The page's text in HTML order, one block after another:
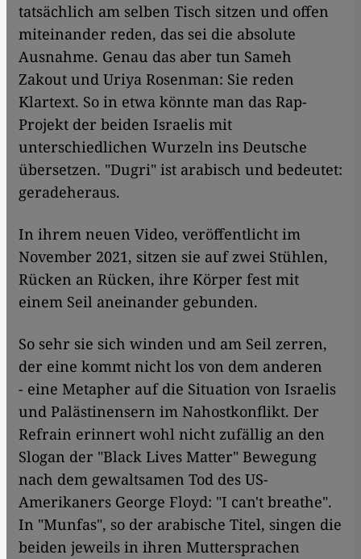
tatsächlich am selben Tisch sitzen und offen
miteinander reden, das sei die absolute
Ausnahme. Genau das aber tun Sameh
Zakout und Uriya Rosenman: Sie reden
Klartext. So in etwa könnte man das Rap-
Projekt der beiden Israelis mit
unterschiedlichen Wurzeln ins Deutsche
übersetzen. "Dugri" ist arabisch und bedeutet:
geradeheraus.
In ihrem neuen Video, veröffentlicht im
November 2021, sitzen sie auf zwei Stühlen,
Rücken an Rücken, ihre Körper fest mit
einem Seil aneinander gebunden.
So sehr sie sich winden und am Seil zerren,
der eine kommt nicht los von dem anderen
- eine Metapher auf die Situation von Israelis
und Palästinensern im Nahostkonflikt. Der
Refrain erinnert wohl nicht zufällig an den
Slogan der "Black Lives Matter" Bewegung
nach dem gewaltsamen Tod des US-
Amerikaners George Floyd: "I can't breathe".
In "Munfas", so der arabische Titel, singen die
beiden jeweils in ihren Muttersprachen